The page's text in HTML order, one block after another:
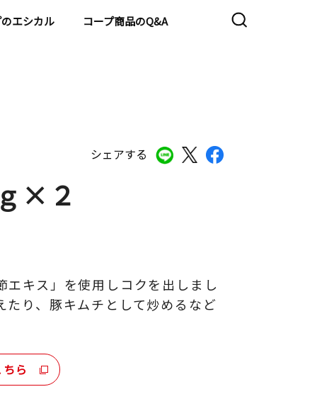
エシカル コープ商品のQ&A
シェアする
×２
キス」を使用しコクを出しまし
り、豚キムチとして炒めるなど
ら